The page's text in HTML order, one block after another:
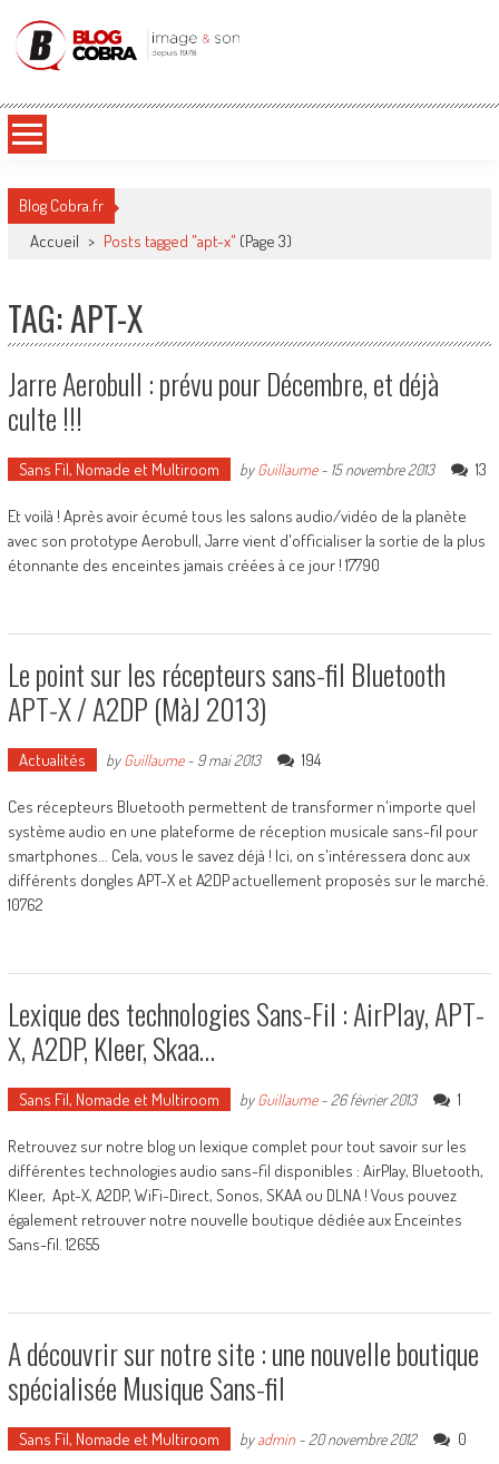
Blog Cobra
Blog Cobra.fr
Accueil > Posts tagged "apt-x" (Page 3)
TAG: APT-X
Jarre Aerobull : prévu pour Décembre, et déjà
culte !!!
Sans Fil, Nomade et Multiroom byGuillaume- 15 novembre 2013 13
Et voilà ! Après avoir écumé tous les salons audio/vidéo de la planète
avec son prototype Aerobull, Jarre vient d'officialiser la sortie de la plus
étonnante des enceintes jamais créées à ce jour ! 17790
Le point sur les récepteurs sans-fil Bluetooth
APT-X / A2DP (MàJ 2013)
Actualités byGuillaume- 9 mai 2013 194
Ces récepteurs Bluetooth permettent de transformer n'importe quel
système audio en une plateforme de réception musicale sans-fil pour
smartphones... Cela, vous le savez déjà ! Ici, on s'intéressera donc aux
différents dongles APT-X et A2DP actuellement proposés sur le marché.
10762
Lexique des technologies Sans-Fil : AirPlay, APT-
X, A2DP, Kleer, Skaa…
Sans Fil, Nomade et Multiroom byGuillaume- 26 février 2013 1
Retrouvez sur notre blog un lexique complet pour tout savoir sur les
différentes technologies audio sans-fil disponibles : AirPlay, Bluetooth,
Kleer, Apt-X, A2DP, WiFi-Direct, Sonos, SKAA ou DLNA ! Vous pouvez
également retrouver notre nouvelle boutique dédiée aux Enceintes
Sans-fil. 12655
A découvrir sur notre site : une nouvelle boutique
spécialisée Musique Sans-fil
Sans Fil, Nomade et Multiroom byadmin- 20 novembre 2012 0